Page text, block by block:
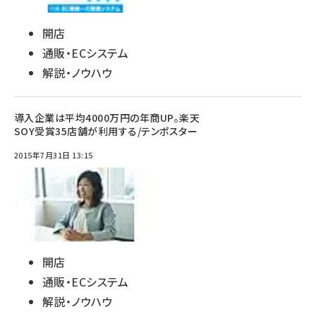
開店
通販・ECシステム
解説・ノウハウ
導入企業は平均4000万円の年商UP。楽天
SOY受賞35店舗が利用する/テンポスター
2015年7月31日 13:15
開店
通販・ECシステム
解説・ノウハウ